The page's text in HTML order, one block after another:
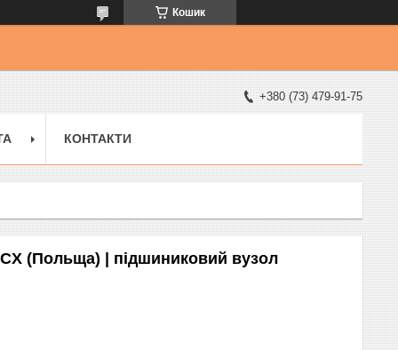
Кошик
+380 (73) 479-91-75
КОНТАКТИ
(Польща) | підшиниковий вузол